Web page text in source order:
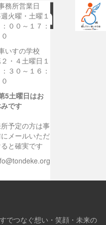
務所営業日
火曜・土曜１
：００～１７：
いすの学校
・４土曜日１
：３０～１６：
5土曜日はお
です
予定の方は事
メールいただ
と確実です
・笑顔・未来の